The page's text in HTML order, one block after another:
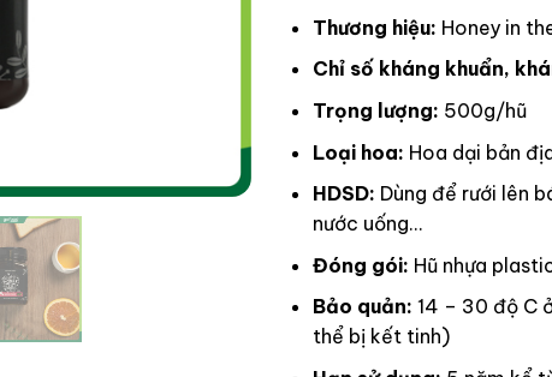
Thương hiệu: Honey in
Chỉ số kháng khuẩn,
Trọng lượng: 500g/hũ
Loại hoa: Hoa dại bản
HDSD: Dùng để rưới lên
nước uống…
Đóng gói: Hũ nhựa
Bảo quản: 14 – 30 độ C
thể bị kết tinh)